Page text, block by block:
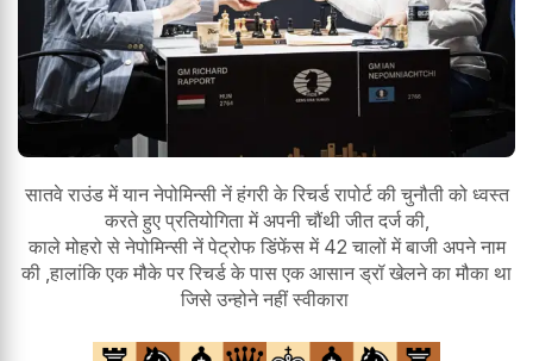
सातवे राउंड में यान नेपोमिन्सी नें हंगरी के रिचर्ड रापोर्ट की चुनौती को ध्वस्त
करते हुए प्रतियोगिता में अपनी चौंथी जीत दर्ज की,
काले मोहरो से नेपोमिन्सी नें पेट्रोफ डिंफेंस में 42 चालों में बाजी अपने नाम
की ,हालांकि एक मौके पर रिचर्ड के पास एक आसान ड्रॉ खेलने का मौका था
जिसे उन्होने नहीं स्वीकारा